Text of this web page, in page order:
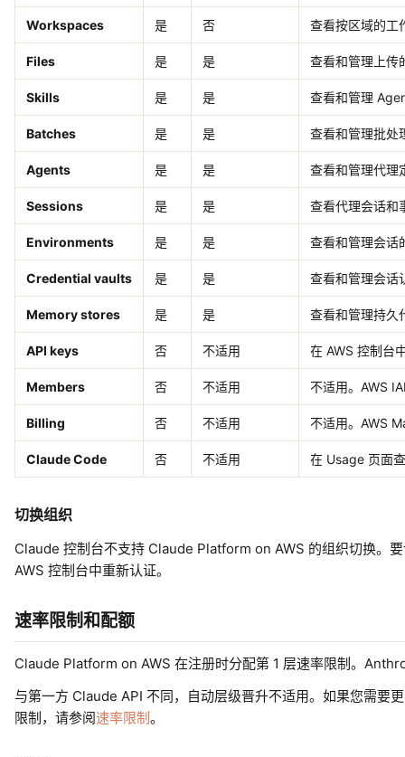
Workspaces 是 否 查看按区域的工
Files 是 是 查看和管理上传
Skills 是 是 查看和管理
Batches 是 是 查看和管理批处
Agents 是 是 查看和管理代理
Sessions 是 是 查看代理会话和
Environments 是 是 查看和管理会话
Credential vaults 是 是 查看和管理会话
Memory stores 是 是 查看和管理持久
API keys 否 不适用 在 AWS 控制台
Members 否 不适用 不适用。AWS
Billing 否 不适用 不适用。AWS
Claude Code 否 不适用 在 Usage 页面
切换组织
Claude 控制台不支持 Claude Platform on AWS 的组织切换。
AWS 控制台中重新认证。
速率限制和配额
Claude Platform on AWS 在注册时分配第 1 层速率限制。
与第一方 Claude API 不同，自动层级晋升不适用。如果您需要
限制，请参阅速率限制。